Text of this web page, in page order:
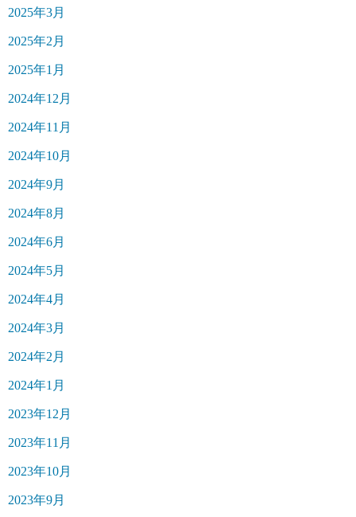
2025年3月
2025年2月
2025年1月
2024年12月
2024年11月
2024年10月
2024年9月
2024年8月
2024年6月
2024年5月
2024年4月
2024年3月
2024年2月
2024年1月
2023年12月
2023年11月
2023年10月
2023年9月